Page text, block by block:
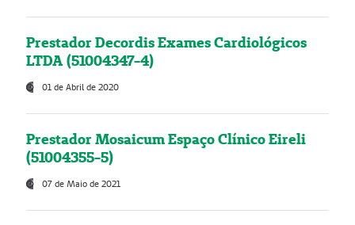
Prestador Decordis Exames Cardiológicos
LTDA (51004347-4)
01 de Abril de 2020
Prestador Mosaicum Espaço Clínico Eireli
(51004355-5)
07 de Maio de 2021